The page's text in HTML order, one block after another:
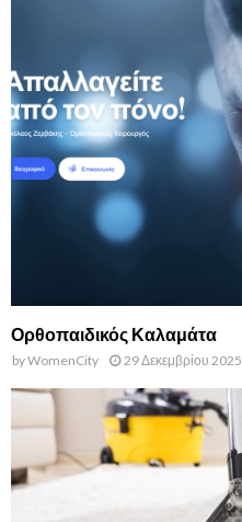
Ορθοπαιδικός Καλαμάτα
byWomenCity 29 Δεκεμβρίου 2025